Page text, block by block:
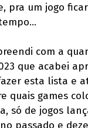
pra um jogo
com a
que acabei
esta lista e
quais games
só de jogos
passado e